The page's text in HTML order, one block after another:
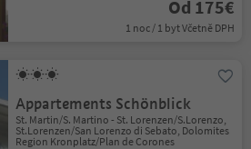
Od 175€
1 noc / 1 byt Včetně DPH
Appartements Schönblick
St. Martin/S. Martino - St. Lorenzen/S.Lorenzo,
St.Lorenzen/San Lorenzo di Sebato, Dolomites
Region Kronplatz/Plan de Corones